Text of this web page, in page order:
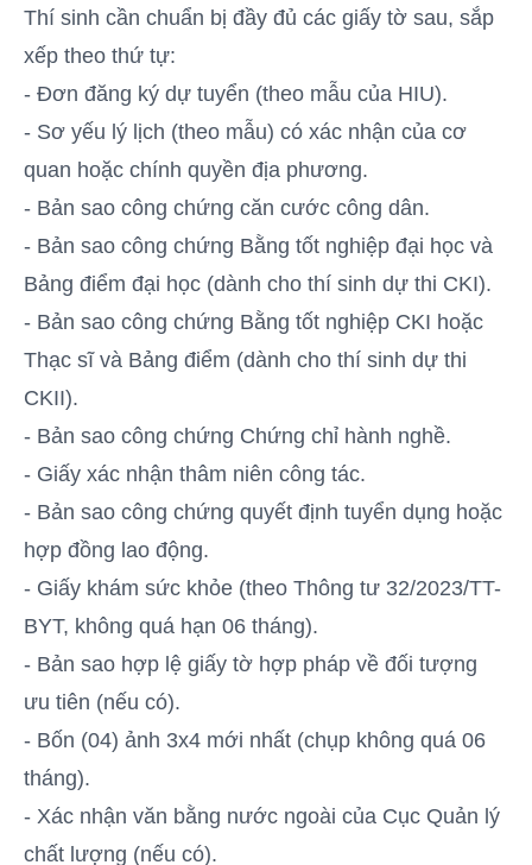
Thí sinh cần chuẩn bị đầy đủ các giấy tờ sau, sắp
xếp theo thứ tự:
- Đơn đăng ký dự tuyển (theo mẫu của HIU).
- Sơ yếu lý lịch (theo mẫu) có xác nhận của cơ
quan hoặc chính quyền địa phương.
- Bản sao công chứng căn cước công dân.
- Bản sao công chứng Bằng tốt nghiệp đại học và
Bảng điểm đại học (dành cho thí sinh dự thi CKI).
- Bản sao công chứng Bằng tốt nghiệp CKI hoặc
Thạc sĩ và Bảng điểm (dành cho thí sinh dự thi
CKII).
- Bản sao công chứng Chứng chỉ hành nghề.
- Giấy xác nhận thâm niên công tác.
- Bản sao công chứng quyết định tuyển dụng hoặc
hợp đồng lao động.
- Giấy khám sức khỏe (theo Thông tư 32/2023/TT-
BYT, không quá hạn 06 tháng).
- Bản sao hợp lệ giấy tờ hợp pháp về đối tượng
ưu tiên (nếu có).
- Bốn (04) ảnh 3x4 mới nhất (chụp không quá 06
tháng).
- Xác nhận văn bằng nước ngoài của Cục Quản lý
chất lượng (nếu có).